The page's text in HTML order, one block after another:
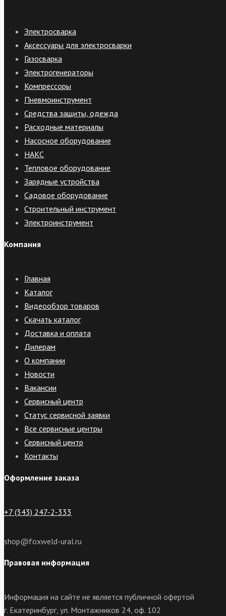
Электросварка
Аксессуары для электросварки
Газосварка
Электрогенераторы
Компрессоры
Пневмоинструмент
Средства защиты, одежда
Расходные материалы
Насосное оборудование
НАКС
Тепловое оборудование
Зарядные устройства
Садовое оборудование
Строительный инструмент
Электроинструмент
Компания
Главная
Каталог
Видеообзор товаров
Скачать каталог
Доставка и оплата
Дилерам
О компании
Новости
Вакансии
Сервисный центр
Статус сервисной заявки
Все сервисные центры
Сервисный центр
Контакты
Оформление заказа
+7 (343) 247-2-333
shop@foxweld-ural.ru
Правовая информация
Информация на сайте не является публичной офертой
г. Екатеринбург, ул. Монтажников 24, оф. 102